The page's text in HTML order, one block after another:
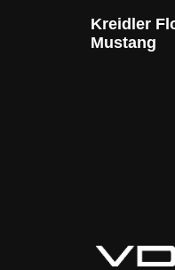
Kreidler
Mustang